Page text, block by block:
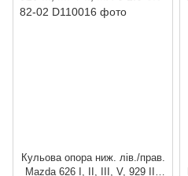
Кульова опора ниж. лів./прав.
Mazda 626 I, II, III, V, 929 III,